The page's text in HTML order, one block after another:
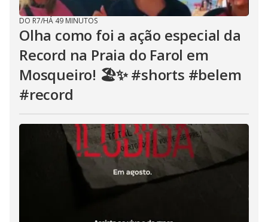
DO R7/HÁ 49 MINUTOS
Olha como foi a ação especial da
Record na Praia do Farol em
Mosqueiro! 🏖️✨ #shorts #belem
#record